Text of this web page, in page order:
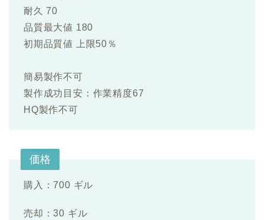
耐久 70
品質最大値 180
初期品質値 上限50％
簡易製作不可
製作成功目安：作業精度67
HQ製作不可
価格
購入：700 ギル
売却：30 ギル